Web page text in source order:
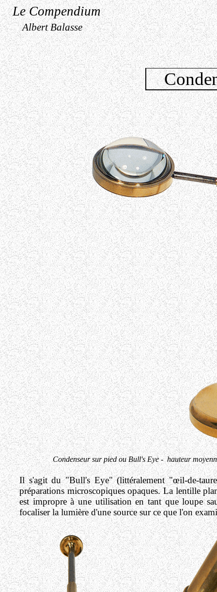
Le Compendium
Albert Balasse
Condenseur sur pied ou Bull's Eye - hauteur
Il s'agit du "Bull's Eye" (littéralement "œil-de-
préparations microscopiques opaques. La lentille
est impropre à une utilisation en tant que loupe
focaliser la lumière d'une source sur ce que l'on